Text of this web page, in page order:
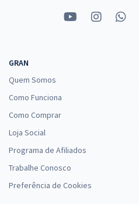
GRAN
Quem Somos
Como Funciona
Como Comprar
Loja Social
Programa de Afiliados
Trabalhe Conosco
Preferência de Cookies